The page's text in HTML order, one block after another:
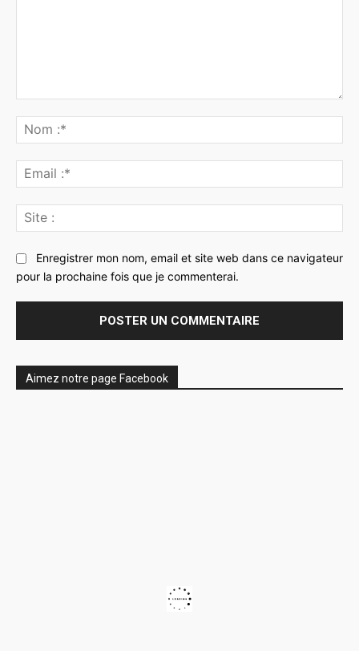
:*
:*
:
Enregistrer mon nom, email et site web dans ce navigateur
pour la prochaine fois que je commenterai.
Aimez notre page Facebook